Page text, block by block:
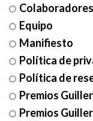
Equipo
Manifiesto
Política de
Política de
Premios
Premios